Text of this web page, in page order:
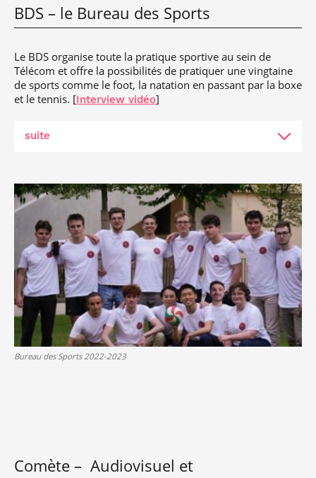
BDS – le Bureau des Sports
Le BDS organise toute la pratique sportive au sein de
Télécom et offre la possibilités de pratiquer une vingtaine
de sports comme le foot, la natation en passant par la boxe
et le tennis. [Interview vidéo]
suite
Bureau des Sports 2022-2023
Comète – Audiovisuel et